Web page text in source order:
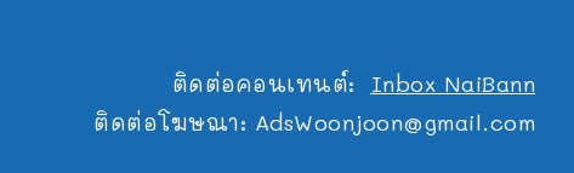
ติดต่อคอนเทนต์: Inbox NaiBann
ติดต่อโฆษณา: AdsWoonjoon@gmail.com